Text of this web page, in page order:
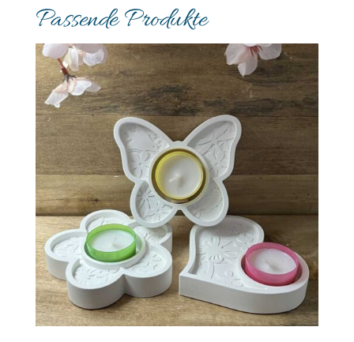
Passende Produkte